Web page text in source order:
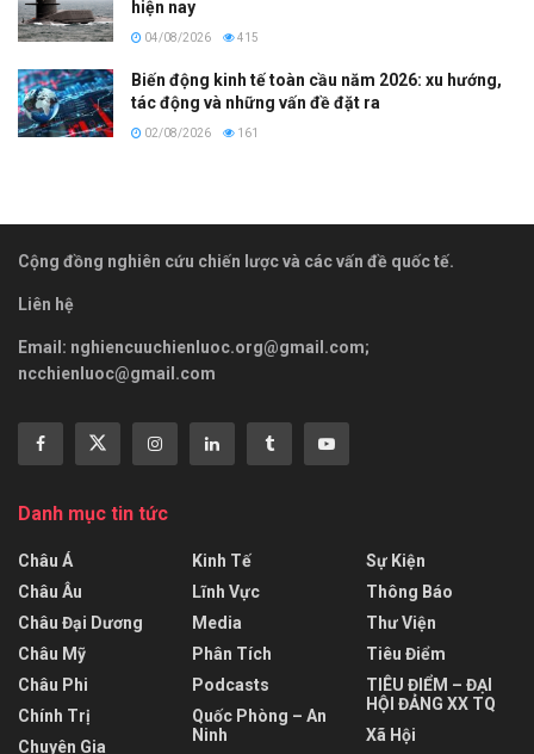
hiện nay
04/08/2026 415
Biến động kinh tế toàn cầu năm 2026: xu hướng,
tác động và những vấn đề đặt ra
02/08/2026 161
Cộng đồng nghiên cứu chiến lược và các vấn đề quốc tế.
Liên hệ
Email: nghiencuuchienluoc.org@gmail.com;
ncchienluoc@gmail.com
Danh mục tin tức
Châu Á
Châu Âu
Châu Đại Dương
Châu Mỹ
Châu Phi
Chính Trị
Chuyên Gia
Kinh Tế
Lĩnh Vực
Media
Phân Tích
Podcasts
Quốc Phòng – An
Ninh
Sự Kiện
Thông Báo
Thư Viện
Tiêu Điểm
TIÊU ĐIỂM – ĐẠI
HỘI ĐẢNG XX TQ
Xã Hội